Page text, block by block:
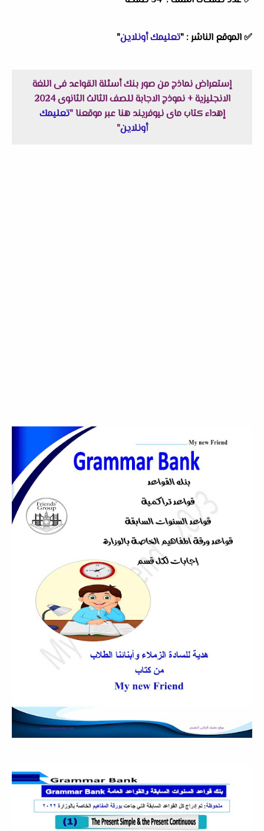
✅ الموقع الناشر : "تعليمك أونلاين"
إستعراض نماذج من صور بنك أسئلة القواعد فى اللغة
الانجليزية + نموذج الاجابة للصف الثالث الثانوى 2024
إهداء كتاب ماى نيوفريند هنا عبر موقعنا "تعليمك
أونلاين"